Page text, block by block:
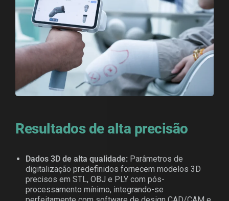
Resultados de alta precisão
Dados 3D de alta qualidade: Parâmetros de
digitalização predefinidos fornecem modelos 3D
precisos em STL, OBJ e PLY com pós-
processamento mínimo, integrando-se